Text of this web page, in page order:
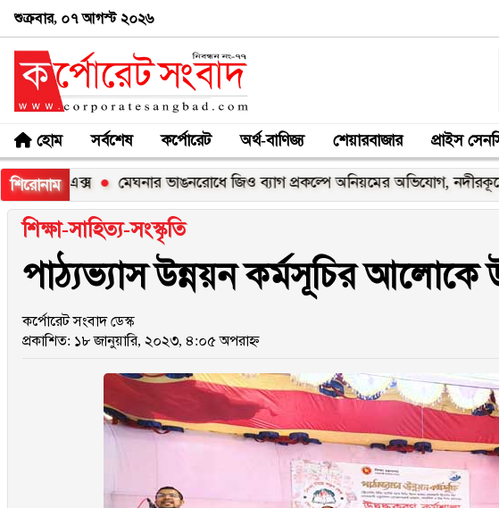
শুক্রবার, ০৭ আগস্ট ২০২৬
হোম সর্বশেষ কর্পোরেট অর্থ-বাণিজ্য শেয়ারবাজার প্রাইস
শিরোনামমেঘনার ভাঙনরোধে জিও ব্যাগ প্রকল্পে অনিয়মের অভিযোগ, নদীরকূলে
শিক্ষা-সাহিত্য-সংস্কৃতি
পাঠ্যভ্যাস উন্নয়ন কর্মসূচির আলোকে
কর্পোরেট সংবাদ ডেস্ক
প্রকাশিত: ১৮ জানুয়ারি, ২০২৩, ৪:০৫ অপরাহ্ন